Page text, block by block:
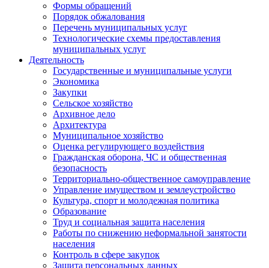
Формы обращений
Порядок обжалования
Перечень муниципальных услуг
Технологические схемы предоставления
муниципальных услуг
Деятельность
Государственные и муниципальные услуги
Экономика
Закупки
Сельское хозяйство
Архивное дело
Архитектура
Муниципальное хозяйство
Оценка регулирующего воздействия
Гражданская оборона, ЧС и общественная
безопасность
Территориально-общественное самоуправление
Управление имуществом и землеустройство
Культура, спорт и молодежная политика
Образование
Труд и социальная защита населения
Работы по снижению неформальной занятости
населения
Контроль в сфере закупок
Защита персональных данных